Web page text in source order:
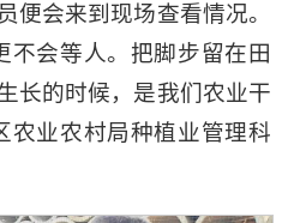
便会来到现场查看情况。
不会等人。把脚步留在田
长的时候，是我们农业干
农业农村局种植业管理科